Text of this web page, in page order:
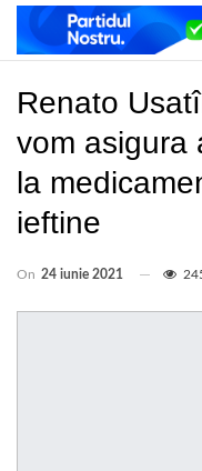
Renato
vom asigura
la
ieftine
On 24 iunie 2021